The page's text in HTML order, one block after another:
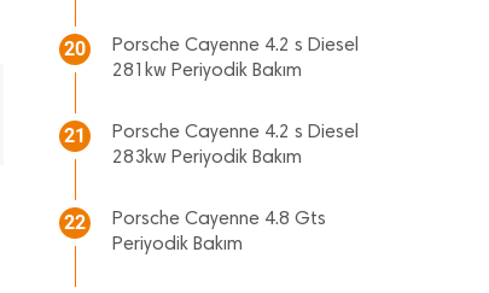
20
Porsche Cayenne 4.2 s Diesel
281kw Periyodik Bakım
21
Porsche Cayenne 4.2 s Diesel
283kw Periyodik Bakım
22
Porsche Cayenne 4.8 Gts
Periyodik Bakım